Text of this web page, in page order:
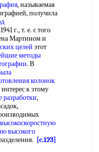
, называемая
получила
г., т. е. с того
Мартином и
целей этот
методы
. В
колонок
к этому
разработки,
высокоскоростную
высокого
[c.123]